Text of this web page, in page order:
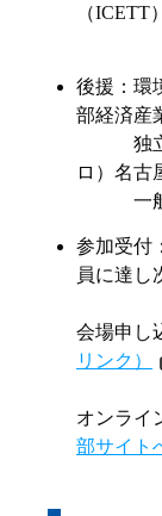
（ICETT）
後援：環
部経済産
独立行
ロ）名古
一般社
参加受付
員に達し
会場申し
リンク）
オンライ
部サイト